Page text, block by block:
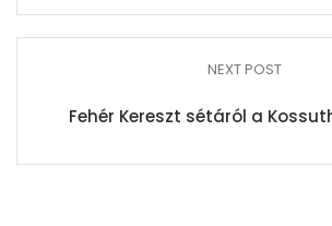
NEXT POST
Fehér Kereszt sétáról a